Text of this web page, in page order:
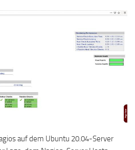
auf dem Ubuntu 20.04-Server